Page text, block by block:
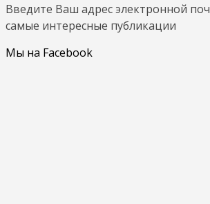
Введите Ваш адрес электронной
самые интересные публикации
Мы на Facebook